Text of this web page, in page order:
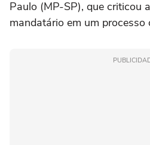
Paulo (MP-SP), que criticou
mandatário em um processo